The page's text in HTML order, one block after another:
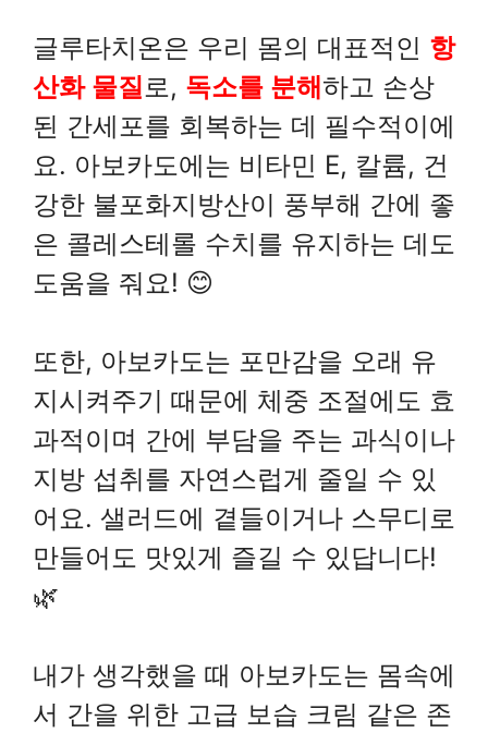
글루타치온은 우리 몸의 대표적인 항
산화 물질 로, 독소를 분해하고 손상
된 간세포를 회복하는 데 필수적이에
요. 아보카도에는 비타민 E, 칼륨, 건
강한 불포화지방산이 풍부해 간에 좋
은 콜레스테롤 수치를 유지하는 데도
도움을 줘요! 😊
또한, 아보카도는 포만감을 오래 유
지시켜주기 때문에 체중 조절에도 효
과적이며 간에 부담을 주는 과식이나
지방 섭취를 자연스럽게 줄일 수 있
어요. 샐러드에 곁들이거나 스무디로
만들어도 맛있게 즐길 수 있답니다!
🌿
내가 생각했을 때 아보카도는 몸속에
서 간을 위한 고급 보습 크림 같은 존